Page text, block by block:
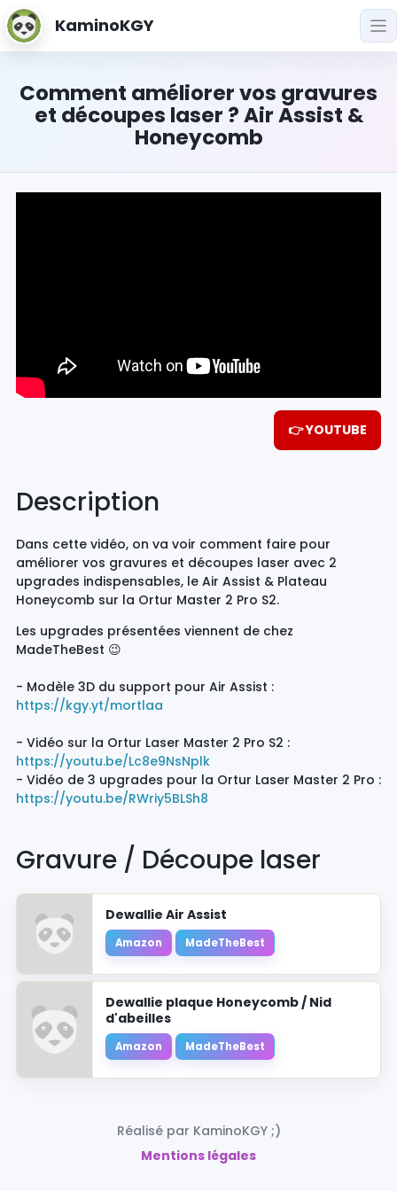
KaminoKGY
Comment améliorer vos gravures
et découpes laser ? Air Assist &
Honeycomb
👉 YOUTUBE
Description
Dans cette vidéo, on va voir comment faire pour
améliorer vos gravures et découpes laser avec 2
upgrades indispensables, le Air Assist & Plateau
Honeycomb sur la Ortur Master 2 Pro S2.
Les upgrades présentées viennent de chez
MadeTheBest 😉
- Modèle 3D du support pour Air Assist :
https://kgy.yt/mortlaa
- Vidéo sur la Ortur Laser Master 2 Pro S2 :
https://youtu.be/Lc8e9NsNplk
- Vidéo de 3 upgrades pour la Ortur Laser Master 2 Pro :
https://youtu.be/RWriy5BLSh8
Gravure / Découpe laser
Dewallie Air Assist
Amazon MadeTheBest
Dewallie plaque Honeycomb / Nid
d'abeilles
Amazon MadeTheBest
Réalisé par KaminoKGY ;)
Mentions légales